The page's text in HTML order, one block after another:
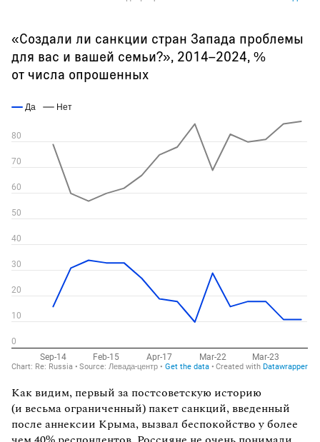
«Создали ли санкции стран Запада проблемы
для вас и вашей семьи?», 2014–2024, %
от числа опрошенных
Как видим, первый за постсоветскую историю
(и весьма ограниченный) пакет санкций, введенный
после аннексии Крыма, вызвал беспокойство у более